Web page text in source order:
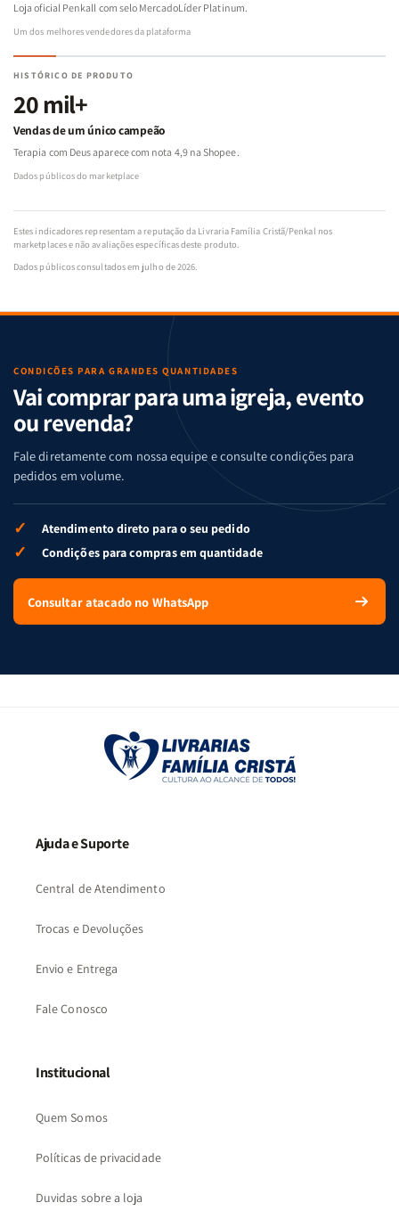
Loja oficial Penkall com selo MercadoLíder Platinum.
Um dos melhores vendedores da plataforma
HISTÓRICO DE PRODUTO
20 mil+
Vendas de um único campeão
Terapia com Deus aparece com nota 4,9 na Shopee.
Dados públicos do marketplace
Estes indicadores representam a reputação da Livraria Família Cristã/Penkal nos
marketplaces e não avaliações específicas deste produto.
Dados públicos consultados em julho de 2026.
CONDIÇÕES PARA GRANDES QUANTIDADES
Vai comprar para uma igreja, evento
ou revenda?
Fale diretamente com nossa equipe e consulte condições para
pedidos em volume.
✓ Atendimento direto para o seu pedido
✓ Condições para compras em quantidade
Consultar atacado no WhatsApp
Ajuda e Suporte
Central de Atendimento
Trocas e Devoluções
Envio e Entrega
Fale Conosco
Institucional
Quem Somos
Políticas de privacidade
Duvidas sobre a loja